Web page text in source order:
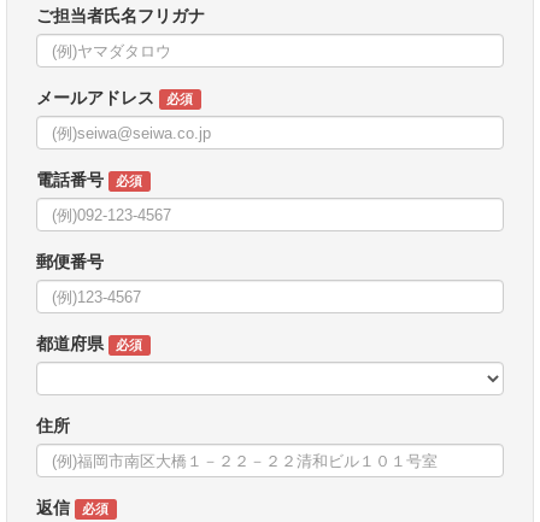
ご担当者氏名フリガナ
メールアドレス 必須
電話番号 必須
郵便番号
都道府県 必須
住所
返信 必須